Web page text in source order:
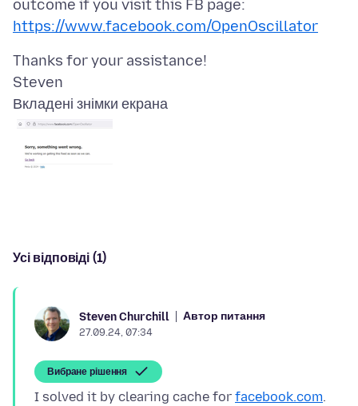
outcome if you visit this FB page:
https://www.facebook.com/OpenOscillator
Thanks for your assistance!
Вкладені знімки екрана
Усі відповіді (1)
Steven Churchill Автор питання
27.09.24, 07:34
Вибране рішення
I solved it by clearing cache for facebook.com